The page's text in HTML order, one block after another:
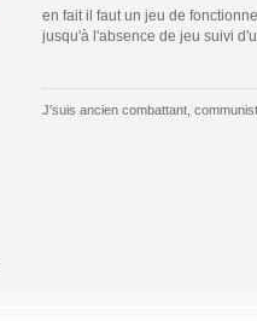
en fait il faut un jeu de
jusqu'à l'absence de jeu suivi
J'suis ancien combattant,